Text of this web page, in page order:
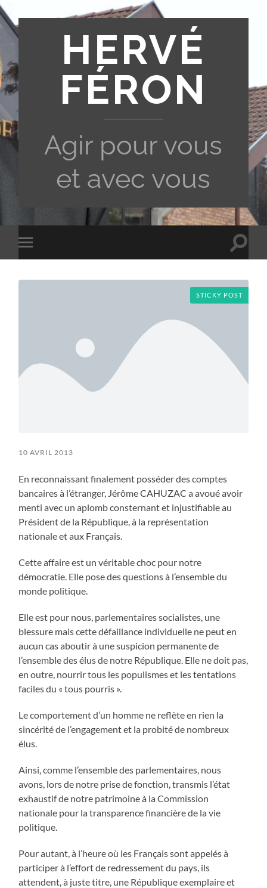
HERVÉ
FÉRON
Agir pour vous
et avec vous
Toggle
mobile
Toggle
STICKY POST
10 AVRIL 2013
En reconnaissant finalement posséder des comptes
bancaires à l’étranger, Jérôme CAHUZAC a avoué avoir
menti avec un aplomb consternant et injustifiable au
Président de la République, à la représentation
nationale et aux Français.
Cette affaire est un véritable choc pour notre
démocratie. Elle pose des questions à l’ensemble du
monde politique.
Elle est pour nous, parlementaires socialistes, une
blessure mais cette défaillance individuelle ne peut en
aucun cas aboutir à une suspicion permanente de
l’ensemble des élus de notre République. Elle ne doit pas,
en outre, nourrir tous les populismes et les tentations
faciles du « tous pourris ».
Le comportement d’un homme ne reflète en rien la
sincérité de l’engagement et la probité de nombreux
élus.
Ainsi, comme l’ensemble des parlementaires, nous
avons, lors de notre prise de fonction, transmis l’état
exhaustif de notre patrimoine à la Commission
nationale pour la transparence financière de la vie
politique.
Pour autant, à l’heure où les Français sont appelés à
participer à l’effort de redressement du pays, ils
attendent, à juste titre, une République exemplaire et